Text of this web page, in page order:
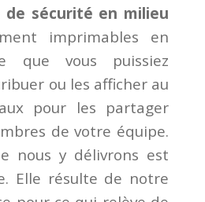
de sécurité en milieu
imprimables en
que vous puissiez
ou les afficher au
pour les partager
de votre équipe.
nous y délivrons est
Elle résulte de notre